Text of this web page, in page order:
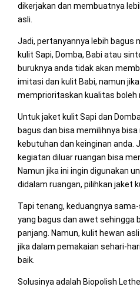
dikerjakan dan membuatnya
asli.
Jadi, pertanyannya lebih bagus
kulit Sapi, Domba, Babi atau
buruknya anda tidak akan
imitasi dan kulit Babi, namun
memprioritaskan kualitas boleh
Untuk jaket kulit Sapi dan
bagus dan bisa memilihnya
kebutuhan dan keinginan anda.
kegiatan diluar ruangan bisa
Namun jika ini ingin digunakan
didalam ruangan, pilihkan jaket
Tapi tenang, keduangnya
yang bagus dan awet sehingga
panjang. Namun, kulit hewan
jika dalam pemakaian sehari-
baik.
Solusinya adalah Biopolish